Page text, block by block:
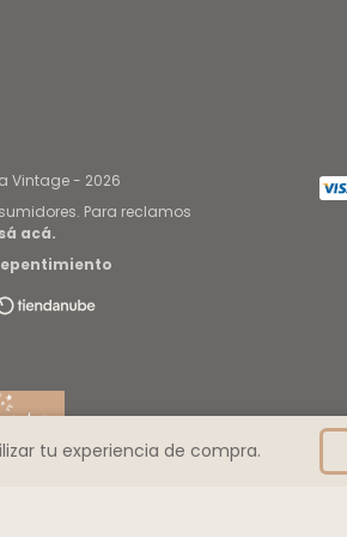
tu experiencia de compra.
Vintage - 2026
Para reclamos
acá.